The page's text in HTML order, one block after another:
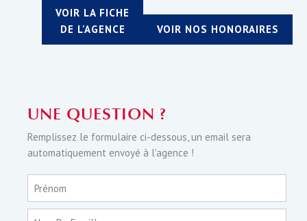
VOIR LA FICHE
DE L'AGENCE
VOIR NOS HONORAIRES
UNE QUESTION ?
Remplissez le formulaire ci-dessous, un email sera
automatiquement envoyé à l'agence !
Prénom